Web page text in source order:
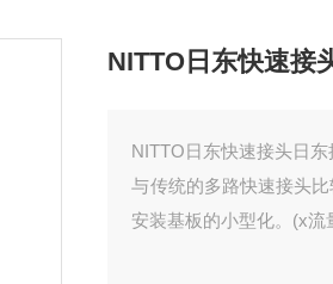
NITTO日东快速接
NITTO日东快速接头日东
与传统的多路快速接头
安装基板的小型化。(x流